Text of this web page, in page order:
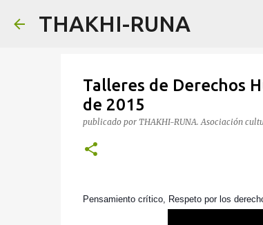
THAKHI-RUNA
Talleres de Derechos
de 2015
publicado por THAKHI-RUNA. Asociación
Pensamiento crítico, Respeto por los